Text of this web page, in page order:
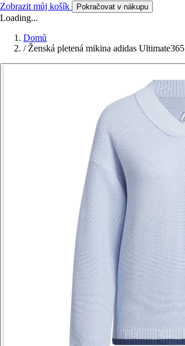
Zobrazit můj košík Pokračovat v nákupu
Loading...
Domů
/ Ženská pletená mikina adidas Ultimate365